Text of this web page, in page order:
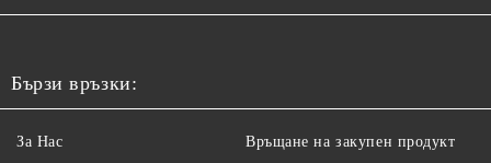
Бързи връзки:
За Нас Връщане на закупен продукт